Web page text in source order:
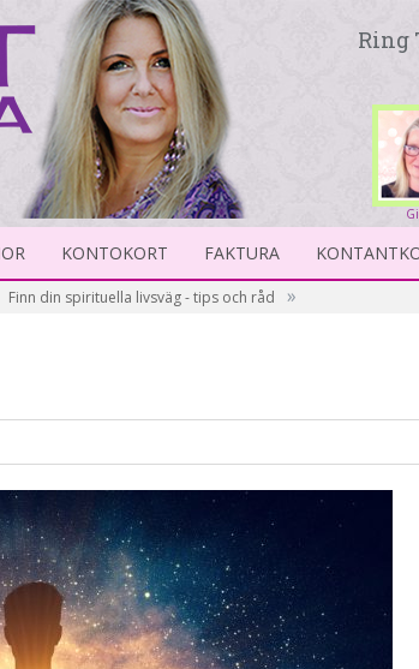
Ring
KONTOKORT FAKTURA
Finn din spirituella livsväg - tips och råd »